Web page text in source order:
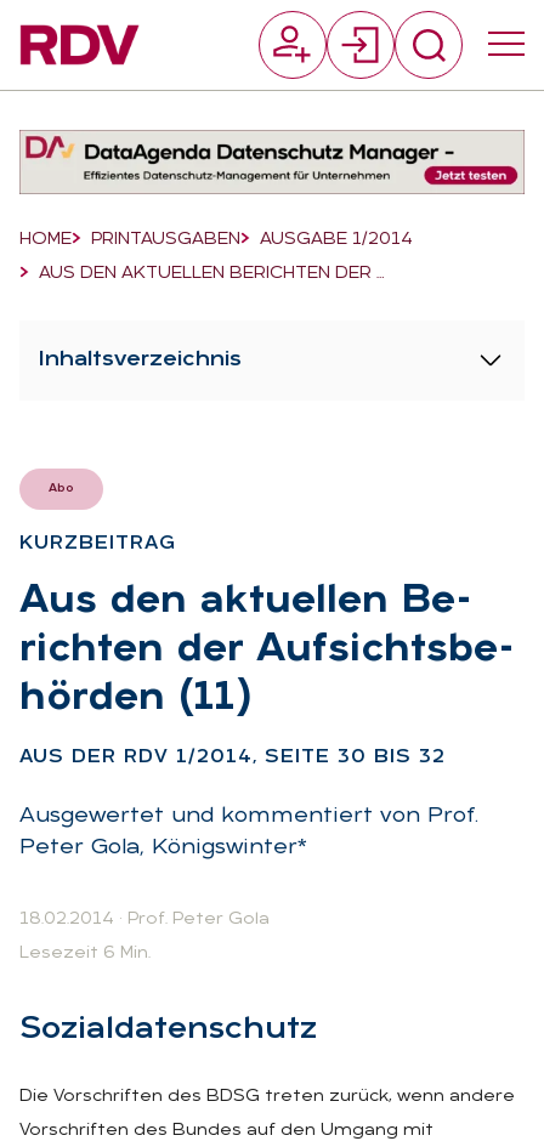
Breadcrumb-Navigation
HOME PRINTAUSGABEN
AUSGABE 1/2014
AUS DEN AKTUELLEN BERICHTEN DER …
Inhaltsverzeichnis
Abo
KURZ­BEI­TRAG
:
Aus den ak­tu­el­len Be­
rich­ten der Auf­sichts­be­
hör­den (11)
AUS DER RDV 1/2014, SEI­TE 30 BIS 32
Ausgewertet und kommentiert von Prof.
Peter Gola, Königswinter*
18.02.2014 · Prof. Peter Gola
Lesezeit 6 Min.
So­zi­al­da­ten­schutz
Die Vorschriften des BDSG treten zurück, wenn andere
Vorschriften des Bundes auf den Umgang mit